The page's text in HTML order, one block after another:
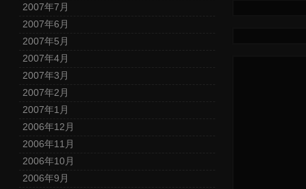
2007年7月
2007年6月
2007年5月
2007年4月
2007年3月
2007年2月
2007年1月
2006年12月
2006年11月
2006年10月
2006年9月